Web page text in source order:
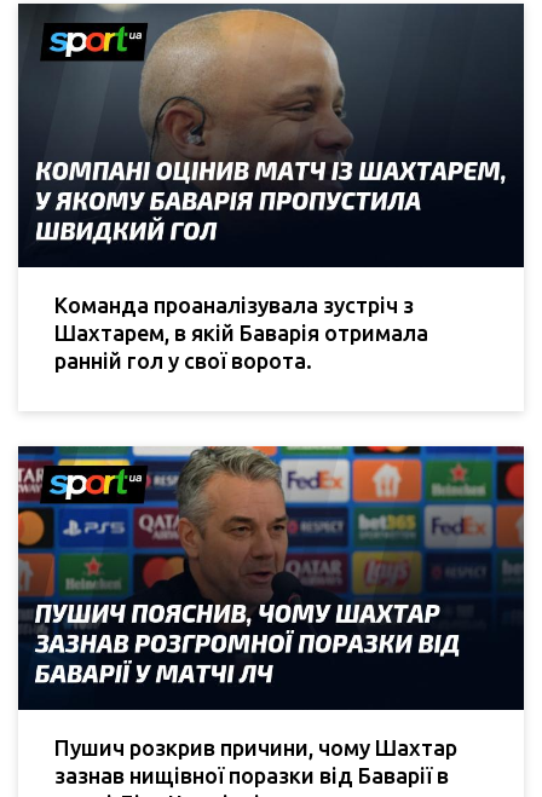
Команда проаналізувала зустріч з
Шахтарем, в якій Баварія отримала
ранній гол у свої ворота.
Пушич розкрив причини, чому Шахтар
зазнав нищівної поразки від Баварії в